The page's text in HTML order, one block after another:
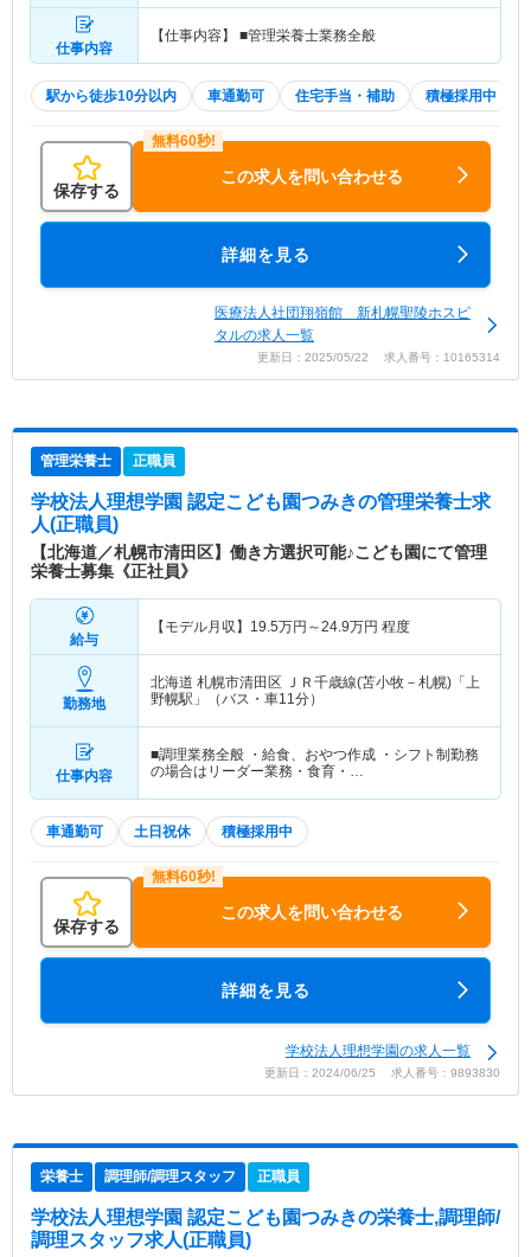
仕事内容
【仕事内容】 ■管理栄養士業務全般
駅から徒歩10分以内 車通勤可 住宅手当・補助 積極採用中
保存する
この求人を問い合わせる
詳細を見る
医療法人社団翔嶺館 新札幌聖陵ホスピ
タルの求人一覧
更新日：2025/05/22 求人番号：10165314
管理栄養士 正職員
学校法人理想学園 認定こども園つみきの管理栄養士求
人(正職員)
【北海道／札幌市清田区】働き方選択可能♪こども園にて管理
栄養士募集《正社員》
給与
【モデル月収】 19.5万円～24.9万円 程度
勤務地
北海道 札幌市清田区 ＪＲ千歳線(苫小牧－札幌)「上
野幌駅」（バス・車11分）
仕事内容
■調理業務全般 ・給食、おやつ作成 ・シフト制勤務
の場合はリーダー業務・食育・…
車通勤可 土日祝休 積極採用中
保存する
この求人を問い合わせる
詳細を見る
学校法人理想学園の求人一覧
更新日：2024/06/25 求人番号：9893830
栄養士 調理師/調理スタッフ 正職員
学校法人理想学園 認定こども園つみきの栄養士,調理師/
調理スタッフ求人(正職員)